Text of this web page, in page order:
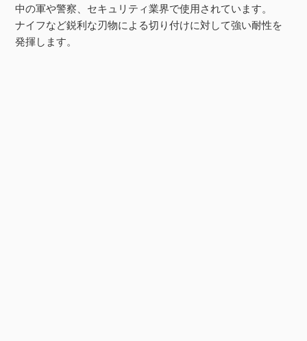
中の軍や警察、セキュリティ業界で使用されています。
ナイフなど鋭利な刃物による切り付けに対して強い耐性を
発揮します。